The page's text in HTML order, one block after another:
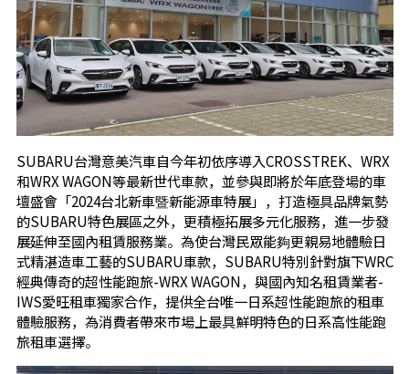
SUBARU台灣意美汽車自今年初依序導入CROSSTREK、WRX
和WRX WAGON等最新世代車款，並參與即將於年底登場的車
壇盛會「2024台北新車暨新能源車特展」，打造極具品牌氣勢
的SUBARU特色展區之外，更積極拓展多元化服務，進一步發
展延伸至國內租賃服務業。為使台灣民眾能夠更親易地體驗日
式精湛造車工藝的SUBARU車款，SUBARU特別針對旗下WRC
經典傳奇的超性能跑旅-WRX WAGON，與國內知名租賃業者-
IWS愛旺租車獨家合作，提供全台唯一日系超性能跑旅的租車
體驗服務，為消費者帶來市場上最具鮮明特色的日系高性能跑
旅租車選擇。